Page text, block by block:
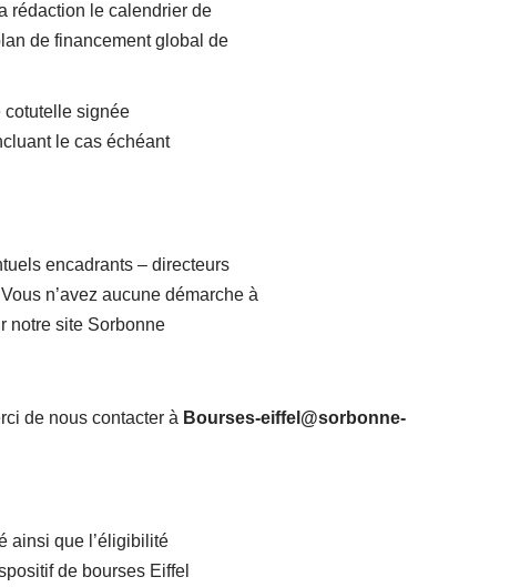
rédaction le calendrier de
de financement global de
cotutelle signée
le cas échéant
encadrants – directeurs
n’avez aucune démarche à
notre site Sorbonne
de nous contacter à Bourses-eiffel@sorbonne-
ainsi que l’éligibilité
de bourses Eiffel